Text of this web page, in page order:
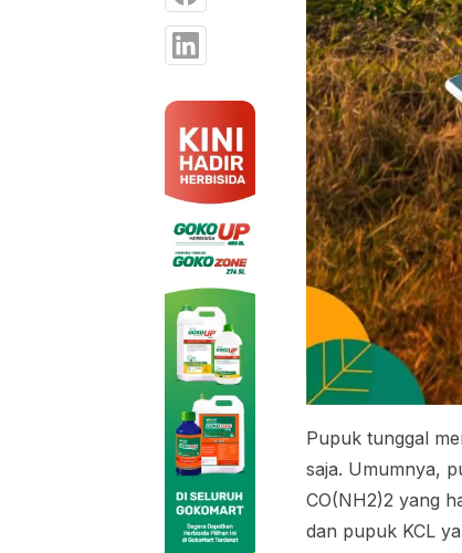
Pupuk tunggal
saja. Umumnya,
CO(NH2)2 yang
dan pupuk KCL